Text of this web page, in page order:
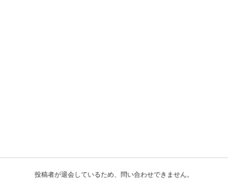
投稿者が退会しているため、問い合わせできません。